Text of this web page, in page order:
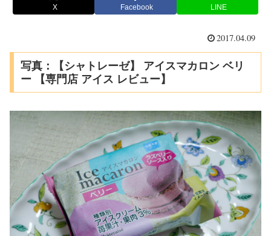
X Facebook LINE
2017.04.09
写真：【シャトレーゼ】 アイスマカロン ベリ
ー 【専門店 アイス レビュー】